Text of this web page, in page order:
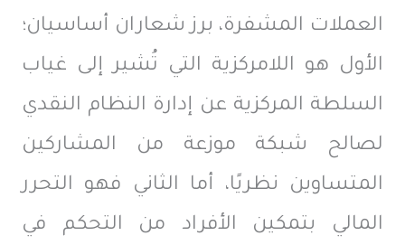
العملات المشفرة، برز شعاران أساسيان؛
الأول هو اللامركزية التي تُشير إلى غياب
السلطة المركزية عن إدارة النظام النقدي
لصالح شبكة موزعة من المشاركين
المتساوين نظريًا، أما الثاني فهو التحرر
المالي بتمكين الأفراد من التحكم في